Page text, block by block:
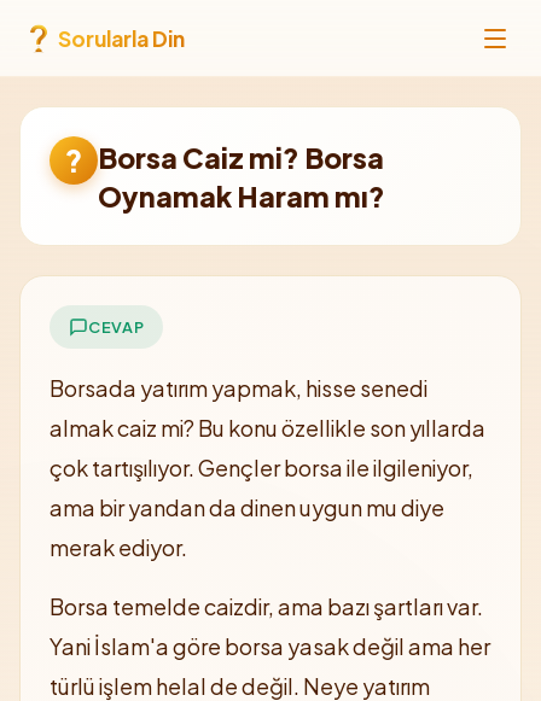
Sorularla Din
? Borsa Caiz mi? Borsa
Oynamak Haram mı?
CEVAP
Borsada yatırım yapmak, hisse senedi
almak caiz mi? Bu konu özellikle son yıllarda
çok tartışılıyor. Gençler borsa ile ilgileniyor,
ama bir yandan da dinen uygun mu diye
merak ediyor.
Borsa temelde caizdir, ama bazı şartları var.
Yani İslam'a göre borsa yasak değil ama her
türlü işlem helal de değil. Neye yatırım